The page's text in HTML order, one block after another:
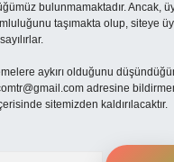
bulunmamaktadır. Ancak,
taşımakta olup, siteye
aykırı olduğunu
adresine
sitemizden kaldırılacaktır.